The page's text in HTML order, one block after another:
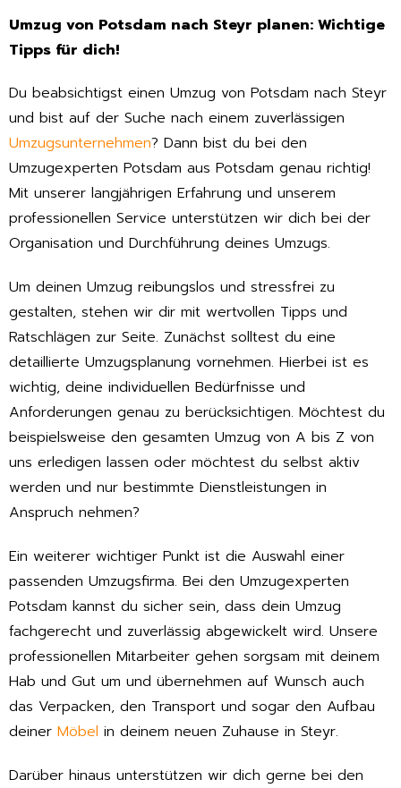
Umzug von Potsdam nach Steyr planen: Wichtige
Tipps für dich!
Du beabsichtigst einen Umzug von Potsdam nach Steyr
und bist auf der Suche nach einem zuverlässigen
Umzugsunternehmen? Dann bist du bei den
Umzugexperten Potsdam aus Potsdam genau richtig!
Mit unserer langjährigen Erfahrung und unserem
professionellen Service unterstützen wir dich bei der
Organisation und Durchführung deines Umzugs.
Um deinen Umzug reibungslos und stressfrei zu
gestalten, stehen wir dir mit wertvollen Tipps und
Ratschlägen zur Seite. Zunächst solltest du eine
detaillierte Umzugsplanung vornehmen. Hierbei ist es
wichtig, deine individuellen Bedürfnisse und
Anforderungen genau zu berücksichtigen. Möchtest du
beispielsweise den gesamten Umzug von A bis Z von
uns erledigen lassen oder möchtest du selbst aktiv
werden und nur bestimmte Dienstleistungen in
Anspruch nehmen?
Ein weiterer wichtiger Punkt ist die Auswahl einer
passenden Umzugsfirma. Bei den Umzugexperten
Potsdam kannst du sicher sein, dass dein Umzug
fachgerecht und zuverlässig abgewickelt wird. Unsere
professionellen Mitarbeiter gehen sorgsam mit deinem
Hab und Gut um und übernehmen auf Wunsch auch
das Verpacken, den Transport und sogar den Aufbau
deiner Möbel in deinem neuen Zuhause in Steyr.
Darüber hinaus unterstützen wir dich gerne bei den